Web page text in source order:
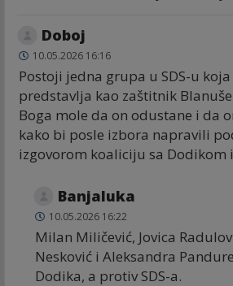
Doboj
10.05.2026 16:16
Postoji jedna grupa u SDS-u koja
predstavlja kao zaštitnik
Boga mole da on odustane i da
kako bi posle izbora napravili
izgovorom koaliciju sa Dodikom i
Banjaluka
10.05.2026 16:22
Milan Miličević, Jovica
Nesković i Aleksandra
Dodika, a protiv SDS-a.